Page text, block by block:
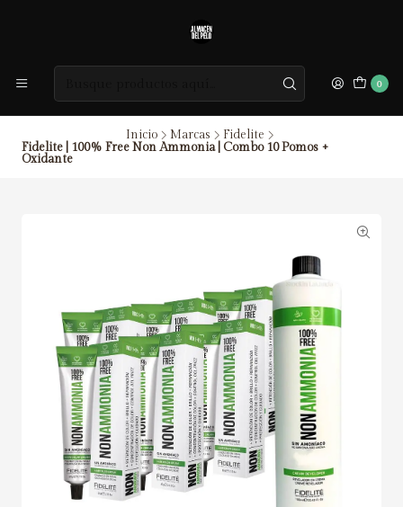
0
Inicio Marcas
Fidelite
Fidelite | 100% Free Non Ammonia | Combo 10 Pomos +
Oxidante